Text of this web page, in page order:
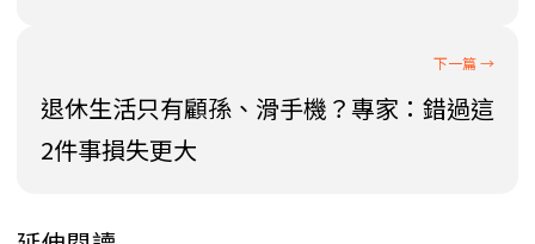
退休生活只有顧孫、滑手機？專家：錯過這
2件事損失更大